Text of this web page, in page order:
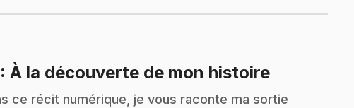
: À la découverte de mon histoire.
ce récit numérique, je vous raconte ma sortie